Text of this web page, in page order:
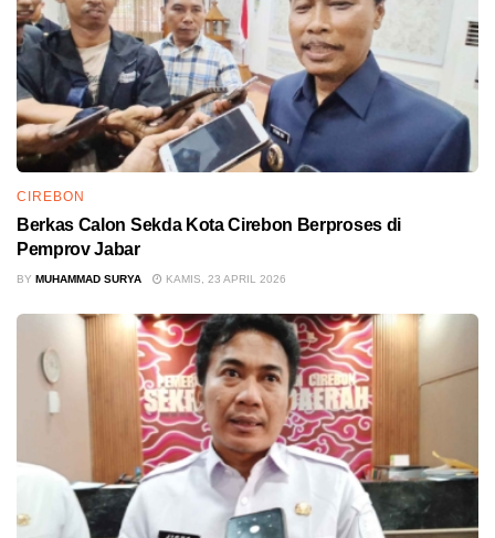
CIREBON
Berkas Calon Sekda Kota Cirebon Berproses di
Pemprov Jabar
BY MUHAMMAD SURYA KAMIS, 23 APRIL 2026